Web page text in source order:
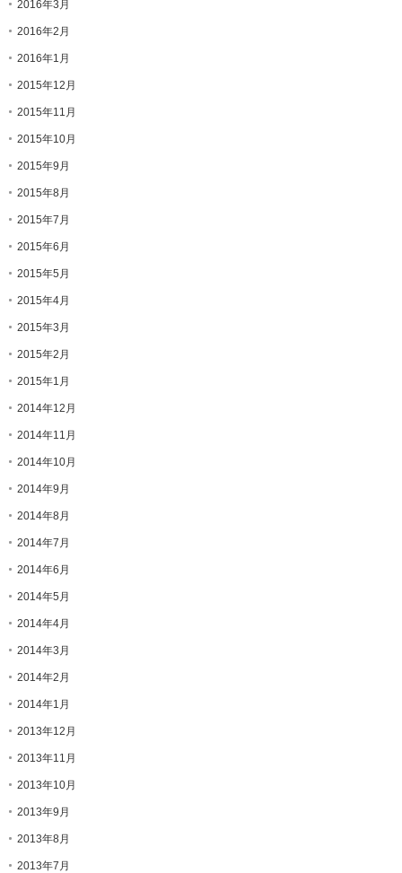
2016年3月
2016年2月
2016年1月
2015年12月
2015年11月
2015年10月
2015年9月
2015年8月
2015年7月
2015年6月
2015年5月
2015年4月
2015年3月
2015年2月
2015年1月
2014年12月
2014年11月
2014年10月
2014年9月
2014年8月
2014年7月
2014年6月
2014年5月
2014年4月
2014年3月
2014年2月
2014年1月
2013年12月
2013年11月
2013年10月
2013年9月
2013年8月
2013年7月